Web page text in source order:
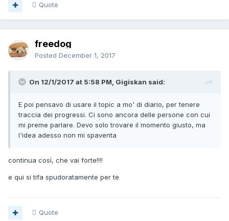
Quote
freedog
Posted December 1, 2017
On 12/1/2017 at 5:58 PM, Gigiskan said:
E poi pensavo di usare il topic a mo' di diario, per tenere
traccia dei progressi. Ci sono ancora delle persone con cui
mi preme parlare. Devo solo trovare il momento giusto, ma
l'idea adesso non mi spaventa
continua così, che vai forte!!!!
e qui si tifa spudoratamente per te
Quote